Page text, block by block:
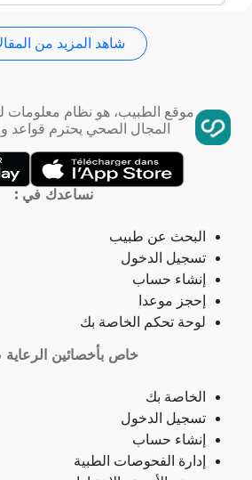
تمدد الأوعية الدموية
التهاب الحلق
ذبحة صدرية (مصطلح لاتيني)
فقدان الشهية
فقدان حاسة الشم
جمرة (أنثراكس)
لامبالاة
شاهد المزيد من
موقع الطبيب، هو نظام معلومات
المجال الصحي يحترم قواعد و
نساعدك في :
البحث عن طبيب
تسجيل الدخول
إنشاء حساب
إحجز موعدا
لوحة تحكم الخاصة بك
خاص بأخصائين الرعاية
الخاصة بك
تسجيل الدخول
إنشاء حساب
إدارة الفحوصات الطبية